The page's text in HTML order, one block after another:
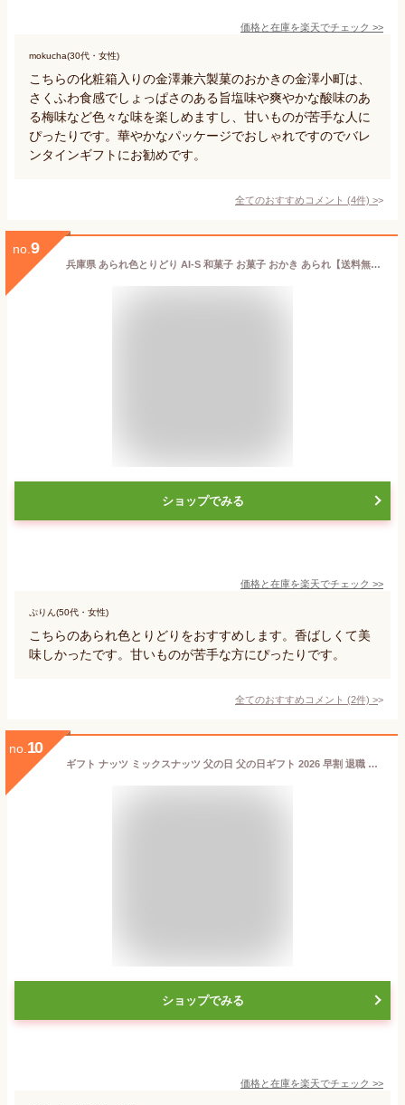
価格と在庫を楽天でチェック >>
mokucha(30代・女性)
こちらの化粧箱入りの金澤兼六製菓のおかきの金澤小町は、
さくふわ食感でしょっぱさのある旨塩味や爽やかな酸味のあ
る梅味など色々な味を楽しめますし、甘いものが苦手な人に
ぴったりです。華やかなパッケージでおしゃれですのでバレ
ンタインギフトにお勧めです。
全てのおすすめコメント (4件) >
no. 9
兵庫県 あられ色とりどり AI-S 和菓子 お菓子 おかき あられ【送料無料】【二重包装不可】 / お取り寄せ 通販 プレゼント ギフト お年賀 おすすめ /
ショップでみる
価格と在庫を楽天でチェック >>
ぷりん(50代・女性)
こちらのあられ色とりどりをおすすめします。香ばしくて美
味しかったです。甘いものが苦手な方にぴったりです。
全てのおすすめコメント (2件) >
no. 10
ギフト ナッツ ミックスナッツ 父の日 父の日ギフト 2026 早割 退職 異動 お礼 手土産 お返し おつまみ 甘くない 詰め合わせ 内祝い おしゃれ 引き出物 つまみ 黒胡椒 トリュフ 燻製 プレゼント 贈り物 食べ物 常温 誕生日 お酒のお供 お酒に合う 3000円
ショップでみる
価格と在庫を楽天でチェック >>